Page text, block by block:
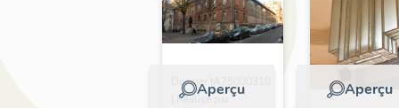
Aperçu
Dossier IA75000310
| Réalisé par
Aperçu